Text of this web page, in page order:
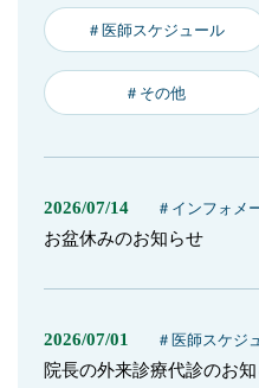
＃医師スケジュール
＃その他
2026/07/14 ＃インフォメ
お盆休みのお知らせ
2026/07/01 ＃医師スケジ
院長の外来診療代診のお